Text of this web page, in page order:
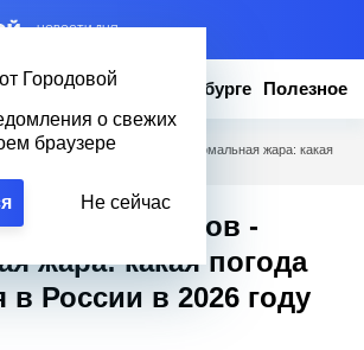
– НОВОСТИ ДНЯ
Городовой
о свежих
браузере
Не сейчас
Вопросы о Петербурге Полезное
/ После рекордных морозов - аномальная жара: какая
морозов -
жара: какая погода
в России в 2026 году